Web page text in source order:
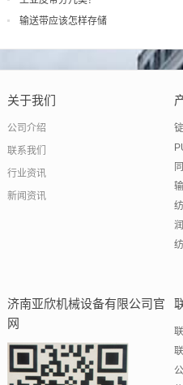
输送带应该怎样存储
关于我们
公司介绍
联系我们
行业资讯
新闻资讯
济南亚欣机械设备有限公司官
网